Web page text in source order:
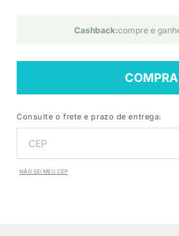
Cashback:compre e
Consulte o frete e prazo de entrega:
NÃO SEI MEU CEP